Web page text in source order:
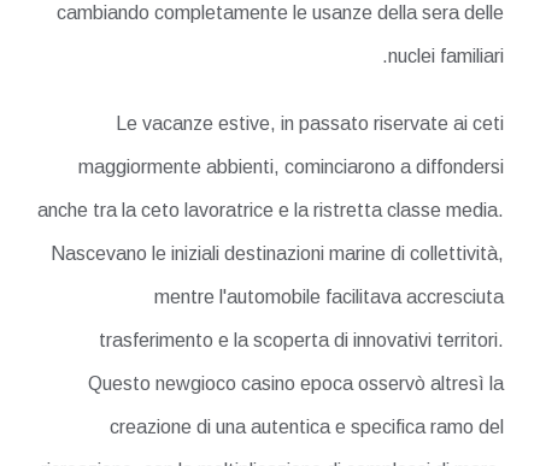
cambiando completamente le usanze della sera delle
nuclei familiari.
Le vacanze estive, in passato riservate ai ceti
maggiormente abbienti, cominciarono a diffondersi
anche tra la ceto lavoratrice e la ristretta classe media.
Nascevano le iniziali destinazioni marine di collettività,
mentre l'automobile facilitava accresciuta
trasferimento e la scoperta di innovativi territori.
Questo newgioco casino epoca osservò altresì la
creazione di una autentica e specifica ramo del